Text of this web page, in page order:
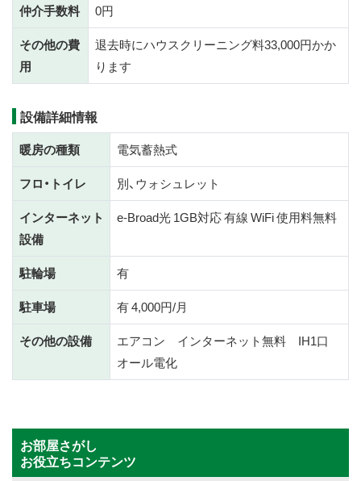
仲介手数料
0円
その他の費
用
退去時にハウスクリーニング料33,000円かか
ります
設備詳細情報
暖房の種類
電気蓄熱式
フロ・トイレ
別、ウォシュレット
インターネット
設備
e-Broad光 1GB対応 有線 WiFi 使用料無料
駐輪場
有
駐車場
有 4,000円/月
その他の設備
エアコン インターネット無料 IH1口
オール電化
お部屋さがし
お役立ちコンテンツ